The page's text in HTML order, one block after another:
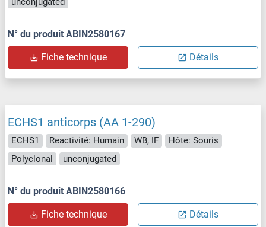
N° du produit ABIN2580167
Fiche technique Détails
ECHS1 anticorps (AA 1-290)
ECHS1 Reactivité: Humain WB, IF
Hôte: Souris
Polyclonal
unconjugated
N° du produit ABIN2580166
Fiche technique Détails